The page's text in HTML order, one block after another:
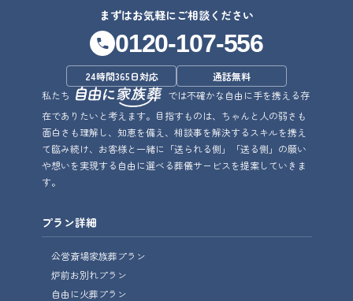
まずはお気軽にご相談ください
0120-107-556
24時間365日対応
通話無料
私たち
では不確かな自由に手を携える存
在でありたいと考えます。目指すものは、ちゃんと人の弱さも
面白さも理解し、知恵を備え、相談事を解決するスキルを携え
て臨み続け、お客様と一緒に「送られる側」「送る側」の願い
や想いを実現する自由に選べる葬儀サービスを提案していきま
す。
プラン詳細
公営斎場家族葬プラン
炉前お別れプラン
自由に火葬プラン